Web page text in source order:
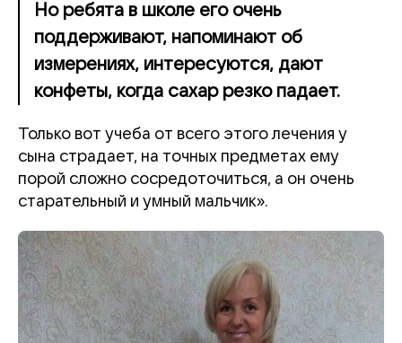
Но ребята в школе его очень
поддерживают, напоминают об
измерениях, интересуются, дают
конфеты, когда сахар резко падает.
Только вот учеба от всего этого лечения у
сына страдает, на точных предметах ему
порой сложно сосредоточиться, а он очень
старательный и умный мальчик».